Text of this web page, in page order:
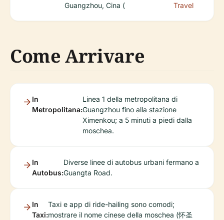
Guangzhou, Cina (
Travel
Come Arrivare
In
Metropolitana:
Linea 1 della metropolitana di
Guangzhou fino alla stazione
Ximenkou; a 5 minuti a piedi dalla
moschea.
In
Autobus:
Diverse linee di autobus urbani fermano a
Guangta Road.
In
Taxi:
Taxi e app di ride-hailing sono comodi;
mostrare il nome cinese della moschea (怀圣